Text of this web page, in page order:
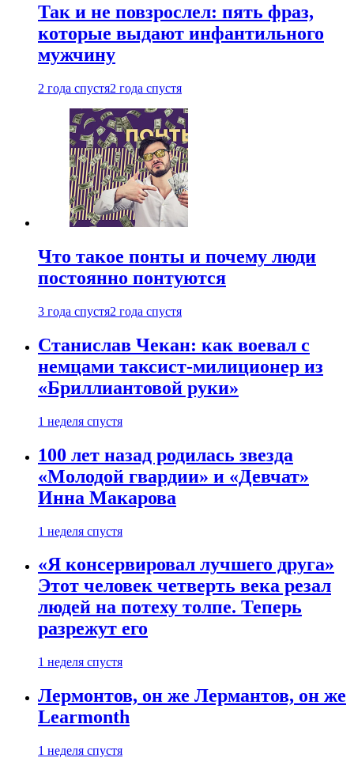
Так и не повзрослел: пять фраз,
которые выдают инфантильного
мужчину
2 года спустя2 года спустя
Что такое понты и почему люди
постоянно понтуются
3 года спустя2 года спустя
Станислав Чекан: как воевал с
немцами таксист-милиционер из
«Бриллиантовой руки»
1 неделя спустя
100 лет назад родилась звезда
«Молодой гвардии» и «Девчат»
Инна Макарова
1 неделя спустя
«Я консервировал лучшего друга»
Этот человек четверть века резал
людей на потеху толпе. Теперь
разрежут его
1 неделя спустя
Лермонтов, он же Лермантов, он же
Learmonth
1 неделя спустя